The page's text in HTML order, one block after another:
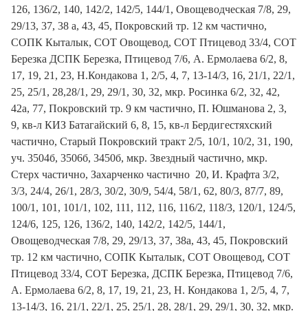
126, 136/2, 140, 142/2, 142/5, 144/1, Овощеводческая 7/8, 29,
29/13, 37, 38 а, 43, 45, Покровский тр. 12 км частично,
СОПК Кыталык, СОТ Овощевод, СОТ Птицевод 33/4, СОТ
Березка ДСПК Березка, Птицевод 7/6, А. Ермолаева 6/2, 8,
17, 19, 21, 23, Н.Кондакова 1, 2/5, 4, 7, 13-14/3, 16, 21/1, 22/1,
25, 25/1, 28,28/1, 29, 29/1, 30, 32, мкр. Росинка 6/2, 32, 42,
42а, 77, Покровский тр. 9 км частично, П. Юшманова 2, 3,
9, кв-л КИЗ Батагайский 6, 8, 15, кв-л Бердигестяхский
частично, Старый Покровский тракт 2/5, 10/1, 10/2, 31, 190,
уч. 3504б, 3506б, 3450б, мкр. Звездный частично, мкр.
Стерх частично, Захарченко частично 20, И. Крафта 3/2,
3/3, 24/4, 26/1, 28/3, 30/2, 30/9, 54/4, 58/1, 62, 80/3, 87/7, 89,
100/1, 101, 101/1, 102, 111, 112, 116, 116/2, 118/3, 120/1, 124/5,
124/6, 125, 126, 136/2, 140, 142/2, 142/5, 144/1,
Овощеводческая 7/8, 29, 29/13, 37, 38а, 43, 45, Покровский
тр. 12 км частично, СОПК Кыталык, СОТ Овощевод, СОТ
Птицевод 33/4, СОТ Березка, ДСПК Березка, Птицевод 7/6,
А. Ермолаева 6/2, 8, 17, 19, 21, 23, Н. Кондакова 1, 2/5, 4, 7,
13-14/3, 16, 21/1, 22/1, 25, 25/1, 28, 28/1, 29, 29/1, 30, 32, мкр.